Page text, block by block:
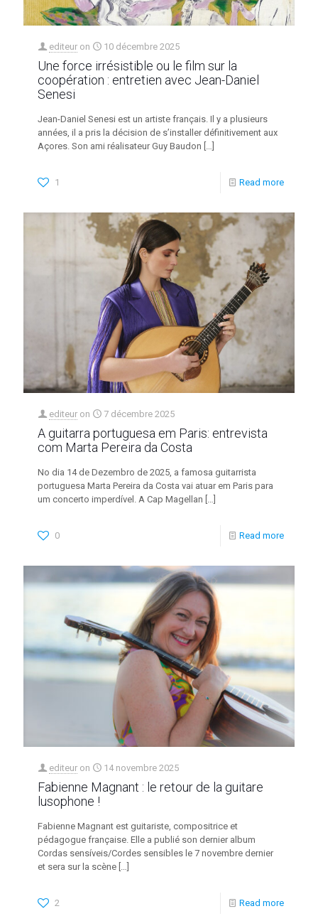
editeur on 10 décembre 2025
Une force irrésistible ou le film sur la
coopération : entretien avec Jean-Daniel
Senesi
Jean-Daniel Senesi est un artiste français. Il y a plusieurs
années, il a pris la décision de s’installer définitivement aux
Açores. Son ami réalisateur Guy Baudon […]
1 Read more
editeur on 7 décembre 2025
A guitarra portuguesa em Paris: entrevista
com Marta Pereira da Costa
No dia 14 de Dezembro de 2025, a famosa guitarrista
portuguesa Marta Pereira da Costa vai atuar em Paris para
um concerto imperdível. A Cap Magellan […]
0 Read more
editeur on 14 novembre 2025
Fabienne Magnant : le retour de la guitare
lusophone !
Fabienne Magnant est guitariste, compositrice et
pédagogue française. Elle a publié son dernier album
Cordas sensíveis/Cordes sensibles le 7 novembre dernier
et sera sur la scène […]
2 Read more